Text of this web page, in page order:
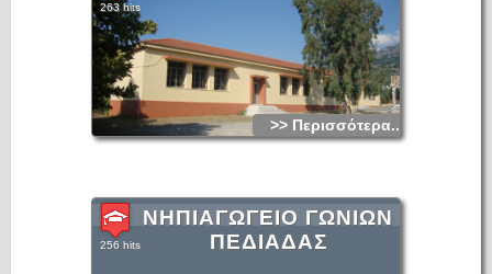
263 hits
>> Περισσότερα...
ΝΗΠΙΑΓΩΓΕΙΟ ΓΩΝΙΩΝ
ΠΕΔΙΑΔΑΣ
256 hits